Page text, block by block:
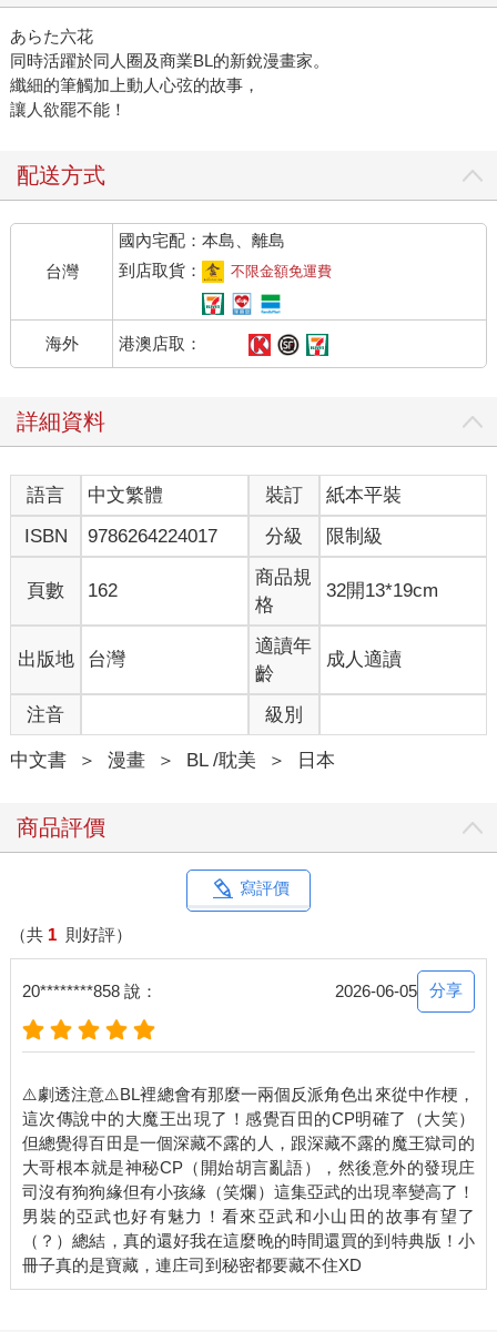
あらた六花
同時活躍於同人圈及商業BL的新銳漫畫家。
纖細的筆觸加上動人心弦的故事，
讓人欲罷不能！
配送方式
台灣
國內宅配：本島、離島
到店取貨：
不限金額免運費
海外 港澳店取：
詳細資料
語言 中文繁體 裝訂
紙本平裝
ISBN
9786264224017 分級 限制級
頁數 162
商品規
格
32開13*19cm
出版地 台灣
適讀年
齡
成人適讀
注音 級別
中文書 ＞ 漫畫 ＞ BL /耽美 ＞ 日本
商品評價
寫評價
（共 1 則好評）
20********858 說： 2026-06-05 分享
⚠️劇透注意⚠️BL裡總會有那麼一兩個反派角色出來從中作梗，
這次傳說中的大魔王出現了！感覺百田的CP明確了（大笑）
但總覺得百田是一個深藏不露的人，跟深藏不露的魔王獄司的
大哥根本就是神秘CP（開始胡言亂語），然後意外的發現庄
司沒有狗狗緣但有小孩緣（笑爛）這集亞武的出現率變高了！
男裝的亞武也好有魅力！看來亞武和小山田的故事有望了
（？）總結，真的還好我在這麼晚的時間還買的到特典版！小